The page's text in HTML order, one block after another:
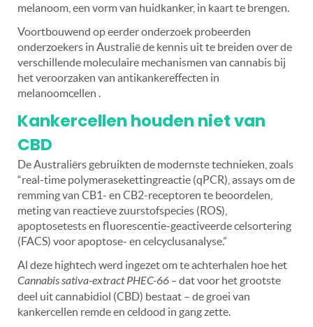
melanoom, een vorm van huidkanker, in kaart te brengen.
Voortbouwend op eerder onderzoek probeerden
onderzoekers in Australië de kennis uit te breiden over de
verschillende moleculaire mechanismen van cannabis bij
het veroorzaken van antikankereffecten in
melanoomcellen .
Kankercellen houden niet van
CBD
De Australiërs gebruikten de modernste technieken, zoals
“real-time polymerasekettingreactie (qPCR), assays om de
remming van CB1- en CB2-receptoren te beoordelen,
meting van reactieve zuurstofspecies (ROS),
apoptosetests en fluorescentie-geactiveerde celsortering
(FACS) voor apoptose- en celcyclusanalyse.”
Al deze hightech werd ingezet om te achterhalen hoe het
Cannabis sativa-extract PHEC-66 –dat voor het grootste
deel uit cannabidiol (CBD) bestaat – de groei van
kankercellen remde en celdood in gang zette.